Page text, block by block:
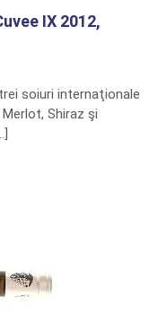
IX 2012,
soiuri internaţionale
Shiraz şi